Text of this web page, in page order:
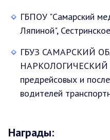
ГБПОУ "Самарский
Ляпиной",
ГБУЗ САМАРСКИЙ
НАРКОЛОГИЧЕСКИЙ
предрейсовых и
водителей
Награды: